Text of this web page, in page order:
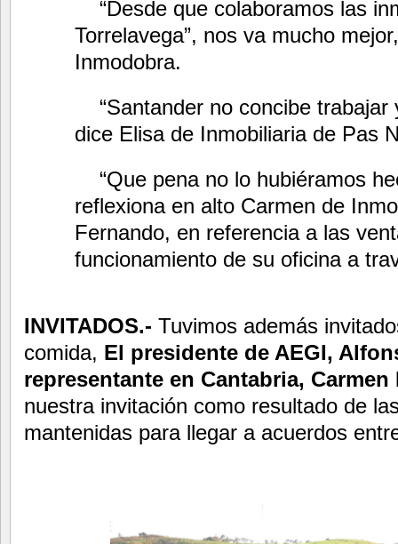
“Desde que colaboramos las
Torrelavega”, nos va mucho
Inmodobra.
“Santander no concibe trabajar
dice Elisa de Inmobiliaria de Pas
“Que pena no lo hubiéramos
reflexiona en alto Carmen de
Fernando, en referencia a las
funcionamiento de su oficina a
INVITADOS.- Tuvimos además
comida, El presidente de AEGI,
representante en Cantabria, Carmen
nuestra invitación como resultado de
mantenidas para llegar a acuerdos